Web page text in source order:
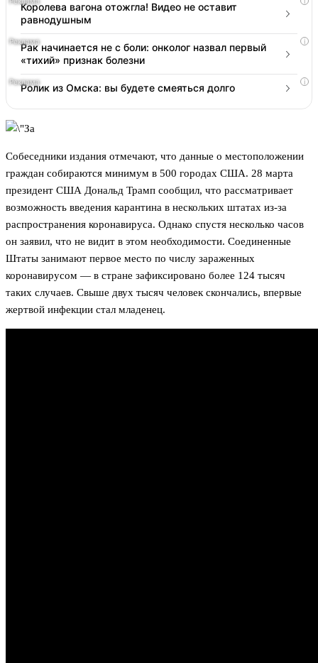
Королева вагона отожгла! Видео не оставит
равнодушным
i
Рак начинается не с боли: онколог назвал первый
«тихий» признак болезни
i
Ролик из Омска: вы будете смеяться долго
Собеседники издания отмечают, что данные о местоположении
граждан собираются минимум в 500 городах США. 28 марта
президент США Дональд Трамп сообщил, что рассматривает
возможность введения карантина в нескольких штатах из-за
распространения коронавируса. Однако спустя несколько часов
он заявил, что не видит в этом необходимости. Соединенные
Штаты занимают первое место по числу зараженных
коронавирусом — в стране зафиксировано более 124 тысяч
таких случаев. Свыше двух тысяч человек скончались, впервые
жертвой инфекции стал младенец.